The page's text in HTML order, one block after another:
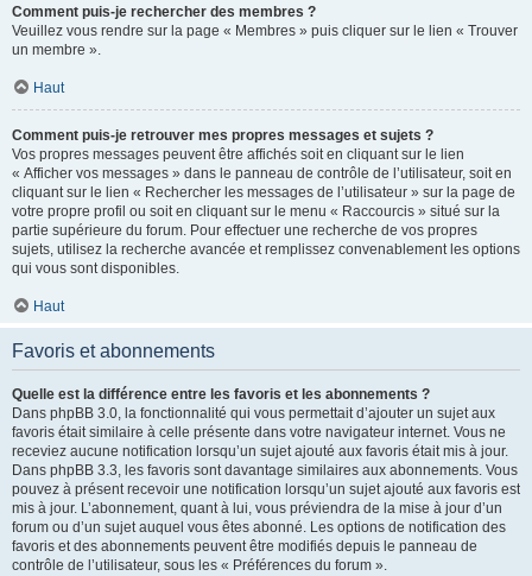
Comment puis-je rechercher des membres ?
Veuillez vous rendre sur la page « Membres » puis cliquer sur le lien « Trouver
un membre ».
Haut
Comment puis-je retrouver mes propres messages et sujets ?
Vos propres messages peuvent être affichés soit en cliquant sur le lien
« Afficher vos messages » dans le panneau de contrôle de l’utilisateur, soit en
cliquant sur le lien « Rechercher les messages de l’utilisateur » sur la page de
votre propre profil ou soit en cliquant sur le menu « Raccourcis » situé sur la
partie supérieure du forum. Pour effectuer une recherche de vos propres
sujets, utilisez la recherche avancée et remplissez convenablement les options
qui vous sont disponibles.
Haut
Favoris et abonnements
Quelle est la différence entre les favoris et les abonnements ?
Dans phpBB 3.0, la fonctionnalité qui vous permettait d’ajouter un sujet aux
favoris était similaire à celle présente dans votre navigateur internet. Vous ne
receviez aucune notification lorsqu’un sujet ajouté aux favoris était mis à jour.
Dans phpBB 3.3, les favoris sont davantage similaires aux abonnements. Vous
pouvez à présent recevoir une notification lorsqu’un sujet ajouté aux favoris est
mis à jour. L’abonnement, quant à lui, vous préviendra de la mise à jour d’un
forum ou d’un sujet auquel vous êtes abonné. Les options de notification des
favoris et des abonnements peuvent être modifiés depuis le panneau de
contrôle de l’utilisateur, sous les « Préférences du forum ».